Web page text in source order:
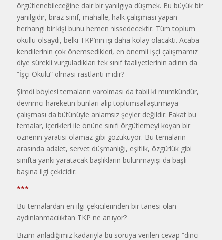
örgütlenebileceğine dair bir yanılgıya düşmek. Bu büyük bir
yanılgıdır, biraz sınıf, mahalle, halk çalışması yapan
herhangi bir kişi bunu hemen hissedecektir. Tüm toplum
okullu olsaydı, belki TKP’nin işi daha kolay olacaktı. Acaba
kendilerinin çok önemsedikleri, en önemli işçi çalışmamız
diye sürekli vurguladıkları tek sınıf faaliyetlerinin adının da
“İşçi Okulu” olması rastlantı mıdır?
Şimdi böylesi temaların varolması da tabii ki mümkündür,
devrimci hareketin bunları alıp toplumsallaştırmaya
çalışması da bütünüyle anlamsız şeyler değildir. Fakat bu
temalar, içerikleri ile önüne sınıfı örgütlemeyi koyan bir
öznenin yaratısı olamaz gibi gözüküyor. Bu temaların
arasında adalet, servet düşmanlığı, eşitlik, özgürlük gibi
sınıfta yankı yaratacak başlıkların bulunmayışı da başlı
başına ilgi çekicidir.
***
Bu temalardan en ilgi çekicilerinden bir tanesi olan
aydınlanmacılıktan TKP ne anlıyor?
Bizim anladığımız kadarıyla bu soruya verilen cevap “dinci